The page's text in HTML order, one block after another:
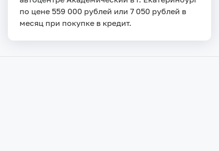
по цене 559 000 рублей или 7 050 рублей в
месяц при покупке в кредит.